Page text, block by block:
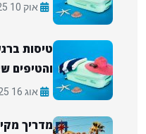
אוק 10 2025
טיסות
והטיפים
אוג 16 2025
מדריך